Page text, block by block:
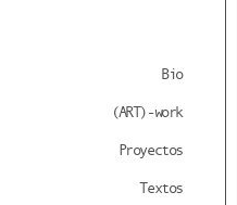
Bio
(ART)-work
Proyectos
Textos